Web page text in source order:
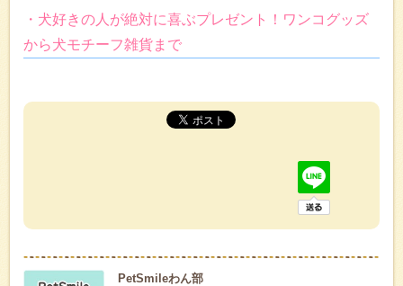
・犬好きの人が絶対に喜ぶプレゼント！ワンコグッズ
から犬モチーフ雑貨まで
PetSmileわん部